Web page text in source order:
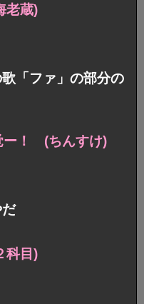
蔵)
「ファ」の部分の
ー！ (ちんすけ)
科目)